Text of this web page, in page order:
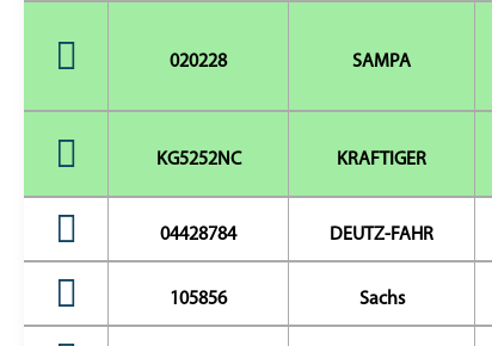
020228 SAMPA
KG5252NC KRAFTIGER
04428784 DEUTZ-FAHR
105856 Sachs